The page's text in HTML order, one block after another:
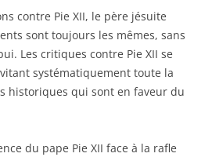
contre Pie XII, le père jésuite
sont toujours les mêmes, sans
Les critiques contre Pie XII se
systématiquement toute la
historiques qui sont en faveur du
du pape Pie XII face à la rafle